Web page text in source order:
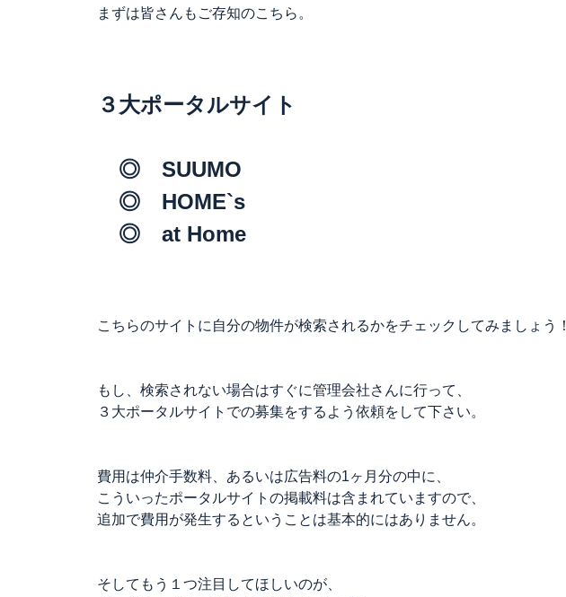
まずは皆さんもご存知のこちら。
３大ポータルサイト
◎ SUUMO
◎ HOME`s
◎ at Home
こちらのサイトに自分の物件が検索されるかをチェックしてみましょう！
もし、検索されない場合はすぐに管理会社さんに行って、
３大ポータルサイトでの募集をするよう依頼をして下さい。
費用は仲介手数料、あるいは広告料の1ヶ月分の中に、
こういったポータルサイトの掲載料は含まれていますので、
追加で費用が発生するということは基本的にはありません。
そしてもう１つ注目してほしいのが、